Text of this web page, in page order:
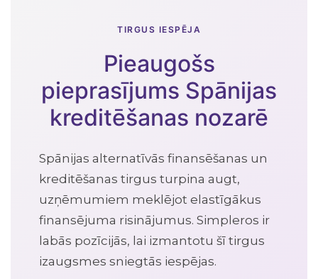
TIRGUS IESPĒJA
Pieaugošs
pieprasījums Spānijas
kreditēšanas nozarē
Spānijas alternatīvās finansēšanas un
kreditēšanas tirgus turpina augt,
uzņēmumiem meklējot elastīgākus
finansējuma risinājumus. Simpleros ir
labās pozīcijās, lai izmantotu šī tirgus
izaugsmes sniegtās iespējas.